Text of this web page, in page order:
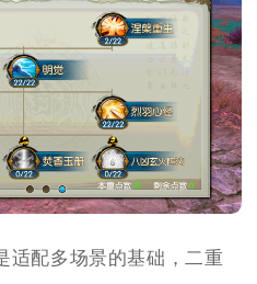
适配多场景的基础，二重